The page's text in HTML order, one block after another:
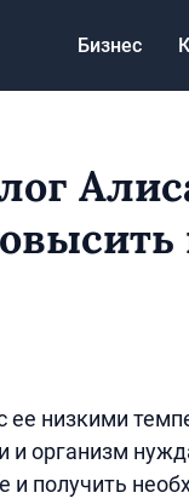
Бизнес
ее низкими
и организм
и получить